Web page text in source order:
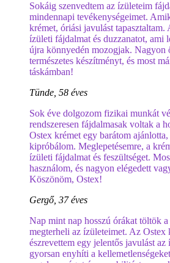
Sokáig szenvedtem az ízületeim
mindennapi tevékenységeimet.
krémet, óriási javulást
ízületi fájdalmat és duzzanatot, ami
újra könnyedén mozogjak. Nagyon
természetes készítményt, és most
táskámban!
Tünde, 58 éves
Sok éve dolgozom fizikai munkát
rendszeresen fájdalmasak voltak a
Ostex krémet egy barátom
kipróbálom. Meglepetésemre, a
ízületi fájdalmat és feszültséget.
használom, és nagyon elégedett
Köszönöm, Ostex!
Gergő, 37 éves
Nap mint nap hosszú órákat töltök
megterheli az ízületeimet. Az Ostex
észrevettem egy jelentős javulást
gyorsan enyhíti a